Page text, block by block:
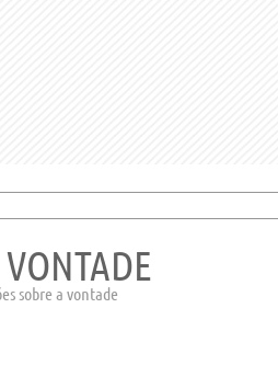
VONTADE
sobre a vontade